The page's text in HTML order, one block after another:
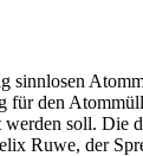
sinnlosen
den
soll.
Ruwe, der